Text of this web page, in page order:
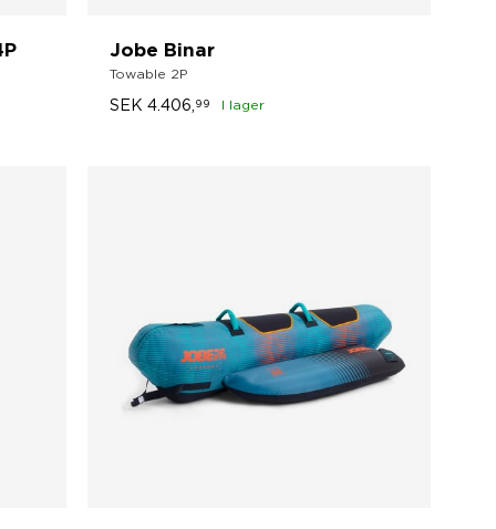
Jobe Binar
Towable 2P
SEK 4.406, 99 I lager